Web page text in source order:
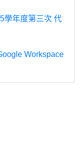
學年度第三次 代
Workspace